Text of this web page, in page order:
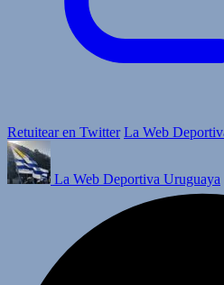
Retuitear en Twitter La Web
La Web Deportiva Uruguaya